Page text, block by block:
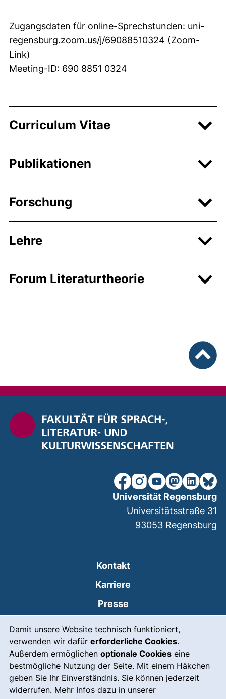
Damit unsere Website technisch funktioniert,
verwenden wir dafür erforderliche Cookies.
Außerdem ermöglichen optionale Cookies eine
bestmögliche Nutzung der Seite. Mit einem Häkchen
geben Sie Ihr Einverständnis. Sie können jederzeit
widerrufen. Mehr Infos dazu in unserer
Zugangsdaten für online-Sprechstunden: uni-
regensburg.zoom.us/j/69088510324 (Zoom-
Link)
Meeting-ID: 690 8851 0324
Curriculum Vitae
Publikationen
Forschung
Lehre
Forum Literaturtheorie
unsere Facebook-Seite
unsere Instagram-
unsere YouTube-
unsereunsere
Kontakt
Karriere
Presse
Leichte Sprache
Gebärdensprache
Notfall(externer Link, öffnet
Universität Regensburg
Universitätsstraße 31
93053 Regensburg